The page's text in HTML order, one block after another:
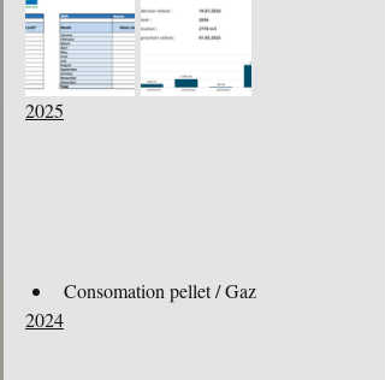
2025
Consomation pellet / Gaz
2024